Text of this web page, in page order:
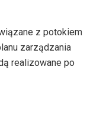
z potokiem
zarządzania
realizowane po